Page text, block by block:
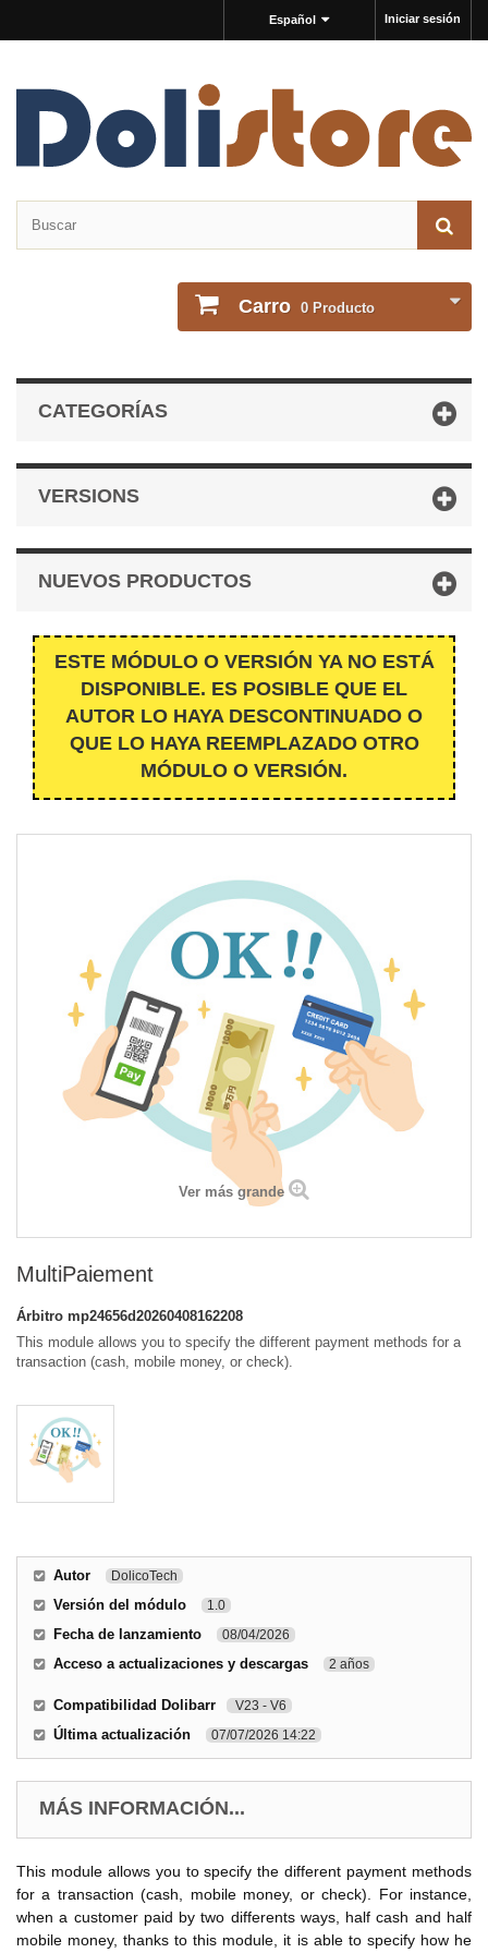
Iniciar sesión
Español
Carro 0 Producto
CATEGORÍAS
VERSIONS
NUEVOS PRODUCTOS
ESTE MÓDULO O VERSIÓN YA NO ESTÁ
DISPONIBLE. ES POSIBLE QUE EL
AUTOR LO HAYA DESCONTINUADO O
QUE LO HAYA REEMPLAZADO OTRO
MÓDULO O VERSIÓN.
Ver más grande
MultiPaiement
Árbitro mp24656d20260408162208
This module allows you to specify the different payment methods for a
transaction (cash, mobile money, or check).
Autor DolicoTech
Versión del módulo 1.0
Fecha de lanzamiento 08/04/2026
Acceso a actualizaciones y descargas 2 años
Compatibilidad Dolibarr V23 - V6
Última actualización 07/07/2026 14:22
MÁS INFORMACIÓN...
This module allows you to specify the different payment methods
for a transaction (cash, mobile money, or check). For instance,
when a customer paid by two differents ways, half cash and half
mobile money, thanks to this module, it is able to specify how he